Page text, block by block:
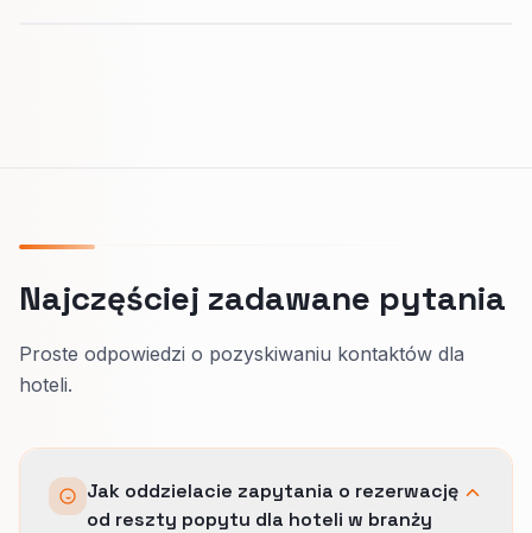
Najczęściej zadawane pytania
Proste odpowiedzi o pozyskiwaniu kontaktów dla
hoteli.
Jak oddzielacie zapytania o rezerwację
od reszty popytu dla hoteli w branży